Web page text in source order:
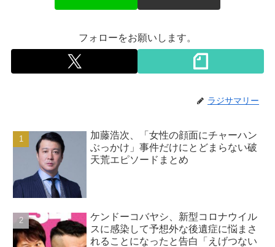
フォローをお願いします。
ラジサマリー
加藤浩次、「女性の顔面にチャーハン
ぶっかけ」事件だけにとどまらない破
天荒エピソードまとめ
ケンドーコバヤシ、新型コロナウイル
スに感染して予想外な後遺症に悩まさ
れることになったと告白「えげつない